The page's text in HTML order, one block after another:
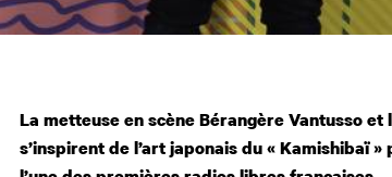
La metteuse en scène Bérangère Vantusso et
s’inspirent de l’art japonais du « Kamishibaï